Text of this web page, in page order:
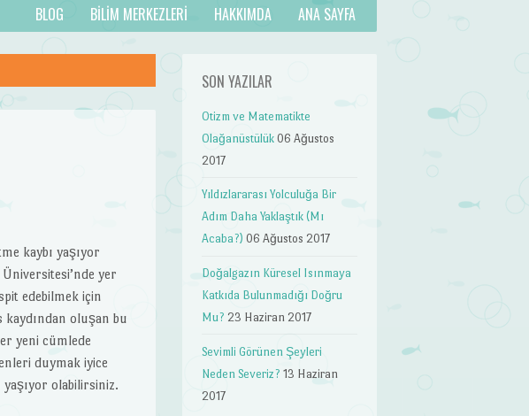
ANA SAYFA
HAKKIMDA
BILIM MERKEZLERI
BLOG
kaybı yaşıyor
yer
edebilmek için
oluşan bu
yeni cümlede
duymak iyice
olabilirsiniz.
SON YAZILAR
Otizm ve Matematikte
Olağanüstülük 06 Ağustos
2017
Yıldızlararası Yolculuğa Bir
Adım Daha Yaklaştık (Mı
Acaba?) 06 Ağustos 2017
Doğalgazın Küresel Isınmaya
Katkıda Bulunmadığı Doğru
Mu? 23 Haziran 2017
Sevimli Görünen Şeyleri
Neden Severiz? 13 Haziran
2017